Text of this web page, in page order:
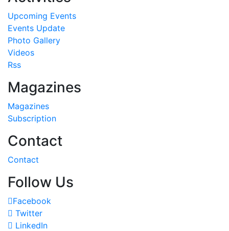
Upcoming Events
Events Update
Photo Gallery
Videos
Rss
Magazines
Magazines
Subscription
Contact
Contact
Follow Us
Facebook
Twitter
LinkedIn